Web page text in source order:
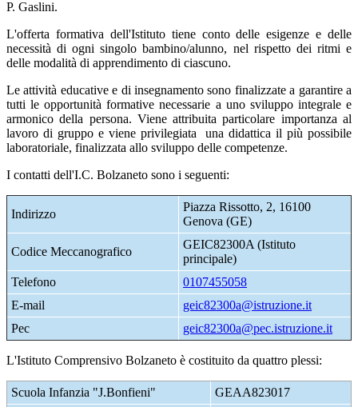
P. Gaslini.
L'offerta formativa dell'Istituto tiene conto delle esigenze e delle
necessità di ogni singolo bambino/alunno, nel rispetto dei ritmi e
delle modalità di apprendimento di ciascuno.
Le attività educative e di insegnamento sono finalizzate a garantire a
tutti le opportunità formative necessarie a uno sviluppo integrale e
armonico della persona. Viene attribuita particolare importanza al
lavoro di gruppo e viene privilegiata una didattica il più possibile
laboratoriale, finalizzata allo sviluppo delle competenze.
I contatti dell'I.C. Bolzaneto sono i seguenti:
Indirizzo
Piazza Rissotto, 2, 16100
Genova (GE)
Codice Meccanografico
GEIC82300A (Istituto
principale)
Telefono
0107455058
E-mail
geic82300a@istruzione.it
Pec
geic82300a@pec.istruzione.it
L'Istituto Comprensivo Bolzaneto è costituito da quattro plessi:
Scuola Infanzia "J.Bonfieni"
GEAA823017